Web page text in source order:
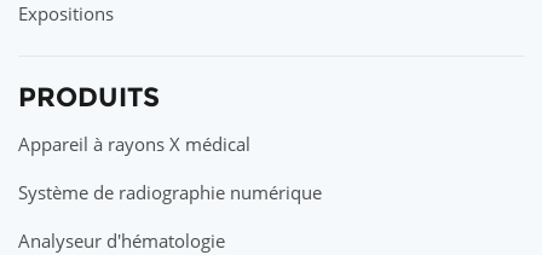
Expositions
PRODUITS
Appareil à rayons X médical
Système de radiographie numérique
Analyseur d'hématologie